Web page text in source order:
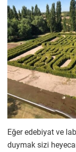
Eğer edebiyat ve
duymak sizi